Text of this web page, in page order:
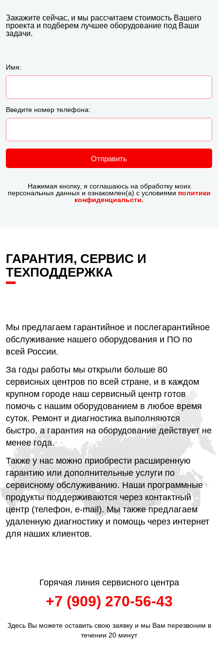
Закажите сейчас, и мы рассчитаем стоимость Вашего
проекта и подберем лучшее оборудование под Ваши
задачи.
Имя:
Введите номер телефона:
Отправить
Нажимая кнопку, я соглашаюсь на обработку моих
персональных данных и ознакомлен(а) с условиями политики
конфиденциальсти.
ГАРАНТИЯ, СЕРВИС И
ТЕХПОДДЕРЖКА
Мы предлагаем гарантийное и послегарантийное
обслуживание нашего оборудования и ПО по
всей России.
За годы работы мы открыли больше 80
сервисных центров по всей стране, и в каждом
крупном городе наш сервисный центр готов
помочь с нашим оборудованием в любое время
суток. Ремонт и диагностика выполняются
быстро, а гарантия на оборудование действует не
менее года.
Также у нас можно приобрести расширенную
гарантию или дополнительные услуги по
сервисному обслуживанию. Наши программные
продукты поддерживаются через контактный
центр (телефон, e-mail). Мы также предлагаем
удаленную диагностику и помощь через интернет
для наших клиентов.
Горячая линия сервисного центра
+7 (909) 270-56-43
Здесь Вы можете оставить свою заявку и мы Вам перезвоним в
течении 20 минут